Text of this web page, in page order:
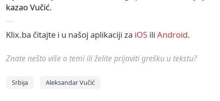
kazao Vučić.
Klix.ba čitajte i u našoj aplikaciji za iOS ili Android.
Znate nešto više o temi ili želite prijaviti grešku u tekstu?
Srbija Aleksandar Vučić